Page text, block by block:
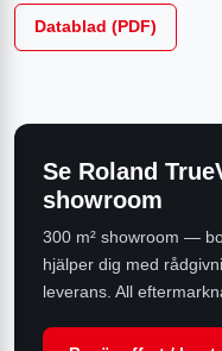
Datablad (PDF)
Se Roland
showroom
300 m² showroom —
hjälper dig med
leverans. All